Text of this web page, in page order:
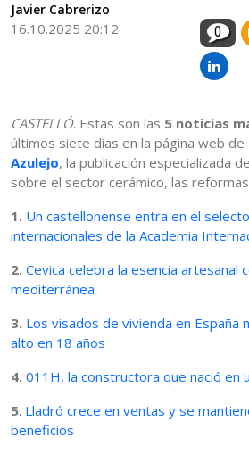
Javier Cabrerizo
16.10.2025 20:12 0
CASTELLÓ. Estas son las 5 noticias
últimos siete días en la página web de
Azulejo, la publicación especializada de
sobre el sector cerámico, las
1. Un castellonense entra en el
internacionales de la Academia
2. Cevica celebra la esencia artesanal
mediterránea
3. Los visados de vivienda en España
alto en 18 años
4. 011H, la constructora que nació en
5. Lladró crece en ventas y se
beneficios